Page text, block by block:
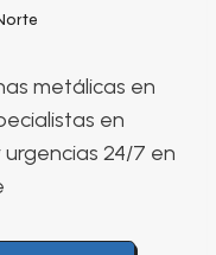
metálicas en
en
24/7 en